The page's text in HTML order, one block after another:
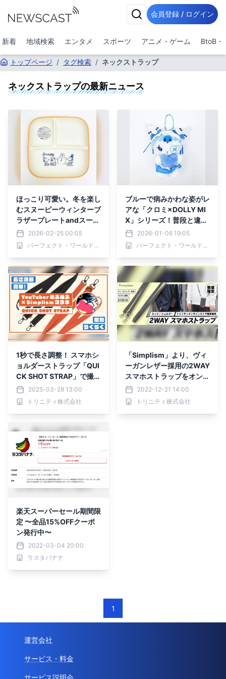
会員登録 / ログイン
新着 地域検索 エンタメ スポーツ アニメ・ゲーム BtoB・
トップページ / タグ検索 / ネックストラップ
ネックストラップの最新ニュース
ほっこり可愛い。冬を楽し
むスヌーピーウィンターブ
ラザープレートandスープ
カップ。2026-02-25 00:05
パーフェクト・ワールド株式会社
ブルーで病みかわな姿がレ
アな「クロミ×DOLLY MI
X」シリーズ！普段と違い
すぎるクロミのぴえんな表
情がメロすぎる！
2026-01-06 19:05
パーフェクト・ワールド株式会社
1秒で長さ調整！ スマホシ
ョルダーストラップ「QUI
CK SHOT STRAP」で撮影
も移動も快適に。Simplis
mより数量限定で発売
2025-03-28 13:00
トリニティ株式会社
「Simplism」より、ヴィ
ーガンレザー採用の2WAY
スマホストラップをオンラ
インストア限定発売
2022-12-21 14:00
トリニティ株式会社
楽天スーパーセール期間限
定 〜全品15%OFFクーポ
ン発行中〜
2022-03-04 20:00
ラスタバナナ
1
運営会社
サービス・料金
サービス説明会